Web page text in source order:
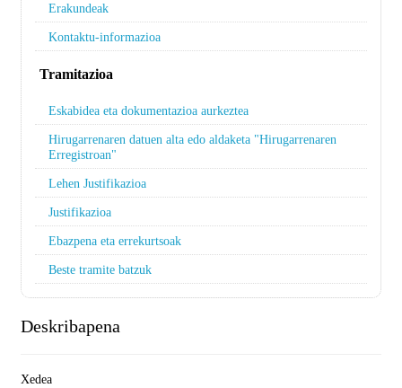
Erakundeak
Kontaktu-informazioa
Tramitazioa
Eskabidea eta dokumentazioa aurkeztea
Hirugarrenaren datuen alta edo aldaketa "Hirugarrenaren
Erregistroan"
Lehen Justifikazioa
Justifikazioa
Ebazpena eta errekurtsoak
Beste tramite batzuk
Deskribapena
Xedea